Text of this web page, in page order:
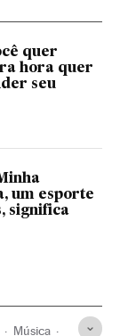
quer
hora quer
seu
um esporte
significa
Música